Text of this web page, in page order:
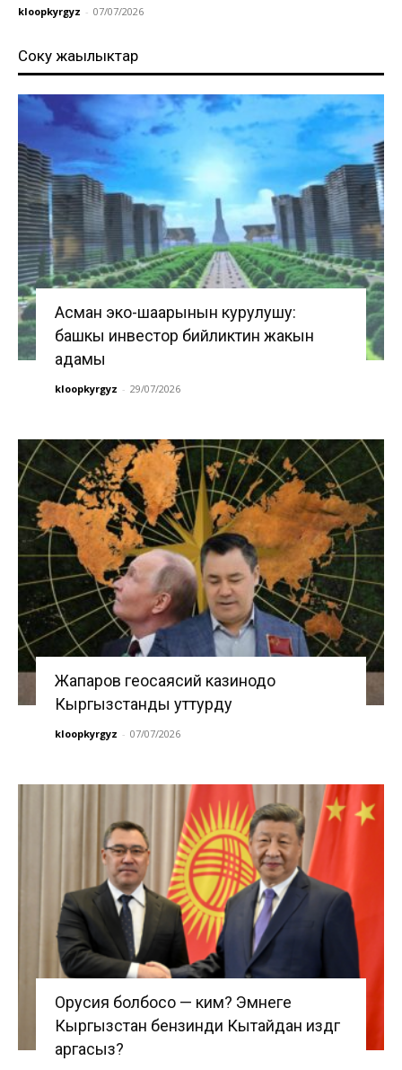
kloopkyrgyz - 07/07/2026
Соңку жаңылыктар
Асман эко-шаарынын курулушу:
башкы инвестор бийликтин жакын
адамы
kloopkyrgyz - 29/07/2026
Жапаров геосаясий казинодо
Кыргызстанды уттурду
kloopkyrgyz - 07/07/2026
Орусия болбосо — ким? Эмнеге
Кыргызстан бензинди Кытайдан издөөгө
аргасыз?